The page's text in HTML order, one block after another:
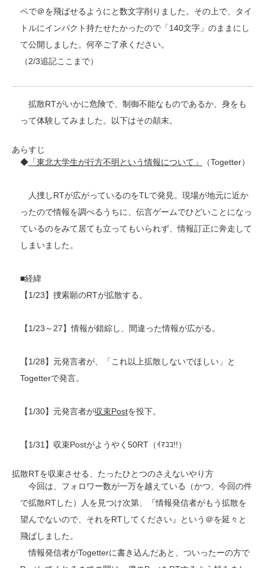
ペで＠を飛ばせるようにと数文字削りました。その上で、タイ
トルにインパクト持たせたかったので「140文字」のままにし
て公開しました。何卒ご了承ください。
（2/3追記ここまで）
拡散RTがいかに危険で、制御不能なものであるか、身をも
って体験してみました。以下はその顛末。
あらすじ
◆ 「東北大学生が行方不明という情報について」 （Togetter）
人捜しRTが広がっているのをTLで発見。現場が地元に近か
ったので情報を調べるうちに、伝言ゲームでひどいことになっ
ているのをみて居ても立ってもいられず、情報訂正に奔走して
しまいました。
■経緯
【1/23】捜索願のRTが拡散する。
【1/23～27】情報が錯綜し、間違った情報が広がる。
【1/28】元発言者が、「これ以上拡散しないでほしい」と
Togetterで発言。
【1/30】元発言者が収束Postを投下。
【1/31】収束Postがようやく50RT（ｲﾏｺｺ!!）
拡散RTを収束させる、たったひとつのさえないやり方
今回は、フォロワー数が一万を越えている（かつ、今回の件
で拡散RTした）人を見つけ次第、『情報発信者がもう拡散を
望んでないので、それをRTしてください』という＠を延々と
飛ばしました。
情報発信者がTogetterに書き込んだあと、ついったーの方で